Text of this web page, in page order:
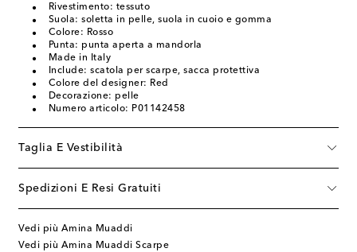
Rivestimento: tessuto
Suola: soletta in pelle, suola in cuoio e gomma
Colore: Rosso
Punta: punta aperta a mandorla
Made in Italy
Include: scatola per scarpe, sacca protettiva
Colore del designer: Red
Decorazione: pelle
Numero articolo: P01142458
Taglia E Vestibilità
Spedizioni E Resi Gratuiti
Vedi più Amina Muaddi
Vedi più Amina Muaddi Scarpe